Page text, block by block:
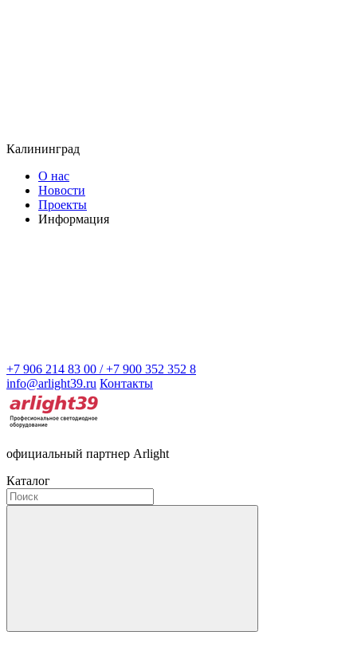
Калининград
О нас
Новости
Проекты
Информация
+7 906 214 83 00 / +7 900 352 352 8
info@arlight39.ru Контакты
официальный партнер Arlight
Каталог